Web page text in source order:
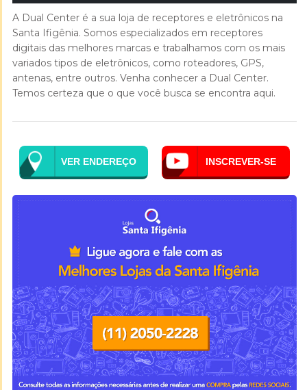
A Dual Center é a sua loja de receptores e eletrônicos na
Santa Ifigênia. Somos especializados em receptores
digitais das melhores marcas e trabalhamos com os mais
variados tipos de eletrônicos, como roteadores, GPS,
antenas, entre outros. Venha conhecer a Dual Center.
Temos certeza que o que você busca se encontra aqui.
VER ENDEREÇO INSCREVER-SE